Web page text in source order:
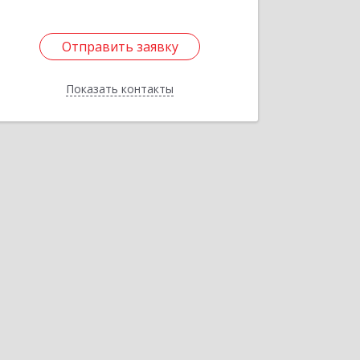
Отправить заявку
Показать контакты
Отправить заявку
Назад